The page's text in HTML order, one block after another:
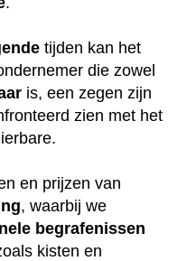
tijden kan het
die zowel
is, een zegen zijn
zien met het
en prijzen van
, waarbij we
begrafenissen
kisten en